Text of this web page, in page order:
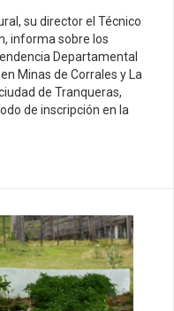
su director el Técnico
informa sobre los
Departamental
Minas de Corrales y La
de Tranqueras,
de inscripción en la